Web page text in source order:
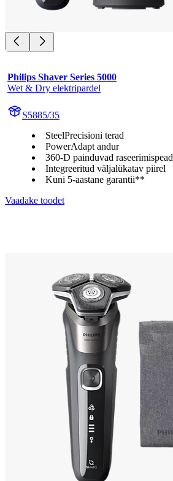
Philips Shaver Series 5000
Wet & Dry elektripardel
S5885/35
SteelPrecisioni terad
PowerAdapt andur
360-D painduvad raseerimispead
Integreeritud väljalükatav piirel
Kuni 5-aastane garantii**
Vaadake toodet